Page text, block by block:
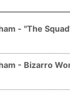
- "The
- Bizarro